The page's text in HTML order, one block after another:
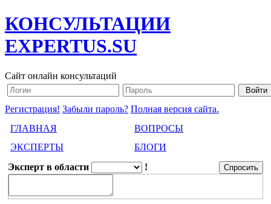
КОНСУЛЬТАЦИИ
EXPERTUS.SU
Сайт онлайн консультаций
Регистрация! Забыли пароль? Полная версия сайта.
ГЛАВНАЯ
ВОПРОСЫ
ЭКСПЕРТЫ
БЛОГИ
Эксперт в области
!